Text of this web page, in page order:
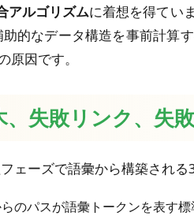
アルゴリズムに着想を得てい
的なデータ構造を事前計算
因です。
失敗リンク、失
ェーズで語彙から構築される
のパスが語彙トークンを表す標